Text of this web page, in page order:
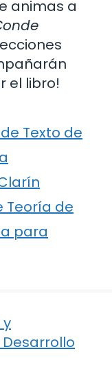
animas a
el libro!
Texto de
Teoría de
para